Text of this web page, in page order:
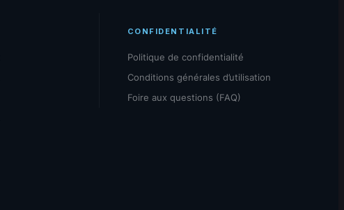
CONFIDENTIALITÉ
Politique de confidentialité
Conditions générales d’utilisation
Foire aux questions (FAQ)